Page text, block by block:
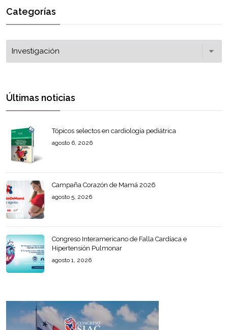
Categorías
Últimas noticias
Tópicos selectos en cardiología pediátrica
agosto 6, 2026
Campaña Corazón de Mamá 2026
agosto 5, 2026
Congreso Interamericano de Falla Cardíaca e
Hipertensión Pulmonar
agosto 1, 2026